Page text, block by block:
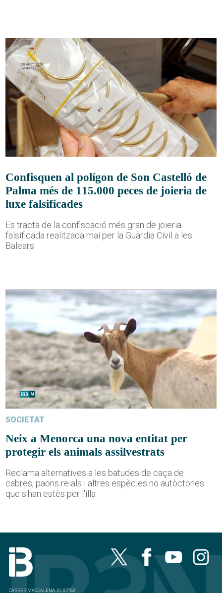
Confisquen al polígon de Son Castelló de
Palma més de 115.000 peces de joieria de
luxe falsificades
Es tracta de la confiscació més gran de joieria
falsificada realitzada mai per la Guàrdia Civil a les
Balears
SOCIETAT
Neix a Menorca una nova entitat per
protegir els animals assilvestrats
Reclama alternatives a les batudes de caça de
cabres, paons reials i altres espècies no autòctones
que s'han estès per l'illa
CARRER MAGDALENA, 21, 07180